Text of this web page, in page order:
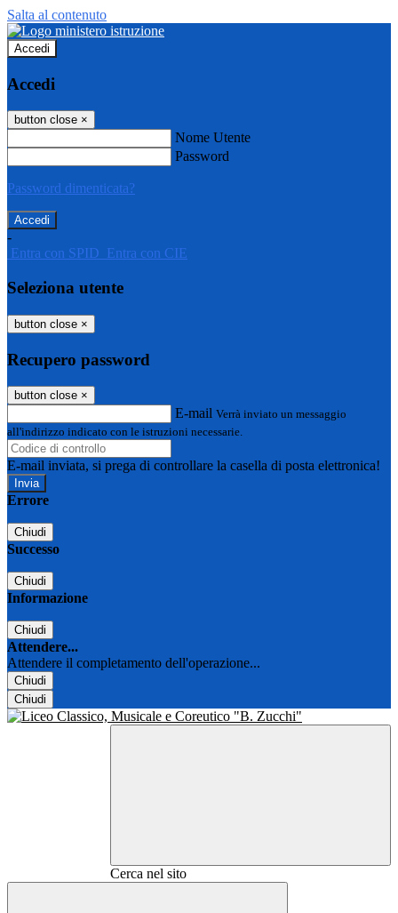
Salta al contenuto
Accedi
Accedi
button close ×
Nome Utente
Password
Password dimenticata?
-
Entra con SPID Entra con CIE
Seleziona utente
button close ×
Recupero password
button close ×
E-mail Verrà inviato un messaggio
all'indirizzo indicato con le istruzioni necessarie.
E-mail inviata, si prega di controllare la casella di posta elettronica!
Errore
Chiudi
Successo
Chiudi
Informazione
Chiudi
Attendere...
Attendere il completamento dell'operazione...
Chiudi
Chiudi
Cerca nel sito